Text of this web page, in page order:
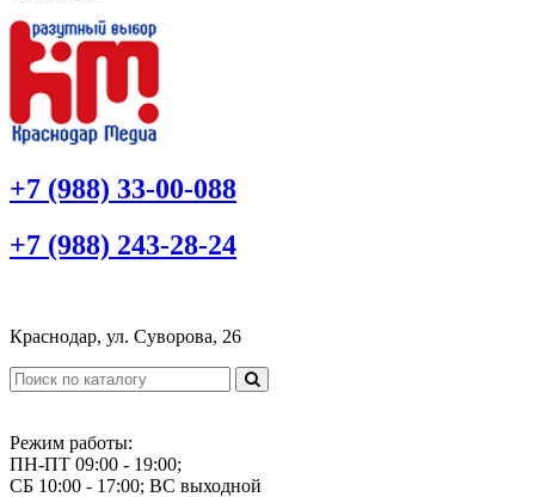
+7 (988) 33-00-088
+7 (988) 243-28-24
Краснодар, ул. Суворова, 26
Режим работы:
ПН-ПТ 09:00 - 19:00;
СБ 10:00 - 17:00; ВС выходной